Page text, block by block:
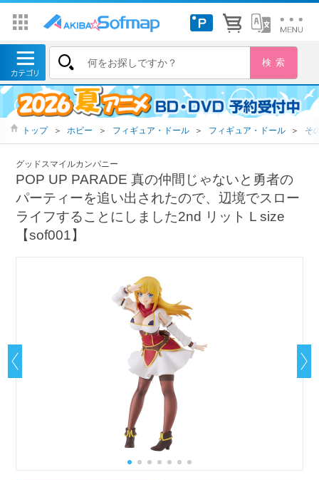
トップ ＞ ホビー ＞ フィギュア・ドール ＞ フィギュア・ドール ＞ そ
グッドスマイルカンパニー
POP UP PARADE 真の仲間じゃないと勇者の
パーティーを追い出されたので、辺境でスロー
ライフすることにしました2nd リット L size
【sof001】